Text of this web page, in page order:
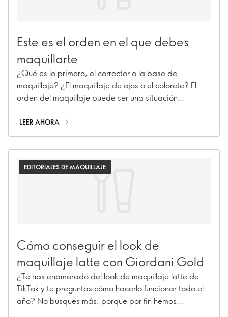
Este es el orden en el que debes
maquillarte
¿Qué es lo primero, el corrector o la base de
maquillaje? ¿El maquillaje de ojos o el colorete? El
orden del maquillaje puede ser una situación
vez por todas con una guía paso a paso.
LEER AHORA
EDITORIALES DE MAQUILLAJE
Cómo conseguir el look de
maquillaje latte con Giordani Gold
¿Te has enamorado del look de maquillaje latte de
TikTok y te preguntas cómo hacerlo funcionar todo el
año? No busques más, porque por fin hemos